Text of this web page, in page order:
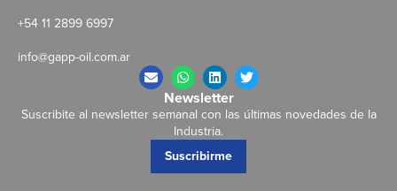
+54 11 2899 6997
info@gapp-oil.com.ar
Newsletter
Suscribite al newsletter semanal con las últimas novedades de la
Industria.
Suscribirme